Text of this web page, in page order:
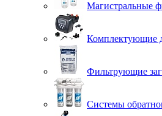
Магистральные
Комплектующие
Фильтрующие
Системы